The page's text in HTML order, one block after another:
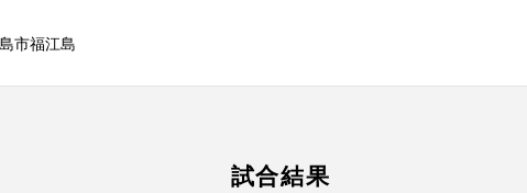
市福江島
試合結果